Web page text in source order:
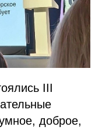
III
доброе,